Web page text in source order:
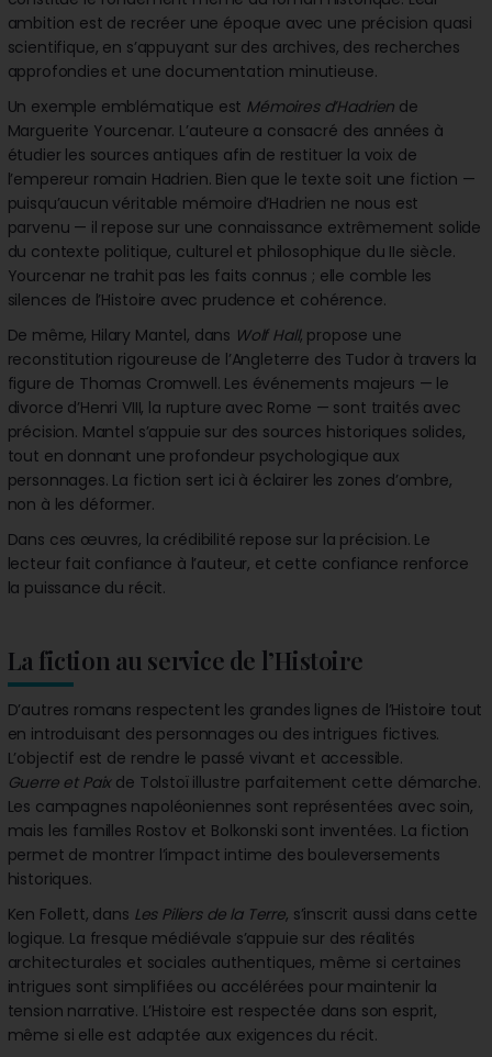
ambition est de recréer une époque avec une précision quasi
scientifique, en s’appuyant sur des archives, des recherches
approfondies et une documentation minutieuse.
Un exemple emblématique est Mémoires d’Hadrien de
Marguerite Yourcenar. L’auteure a consacré des années à
étudier les sources antiques afin de restituer la voix de
l’empereur romain Hadrien. Bien que le texte soit une fiction —
puisqu’aucun véritable mémoire d’Hadrien ne nous est
parvenu — il repose sur une connaissance extrêmement solide
du contexte politique, culturel et philosophique du IIe siècle.
Yourcenar ne trahit pas les faits connus ; elle comble les
silences de l’Histoire avec prudence et cohérence.
De même, Hilary Mantel, dans Wolf Hall, propose une
reconstitution rigoureuse de l’Angleterre des Tudor à travers la
figure de Thomas Cromwell. Les événements majeurs — le
divorce d’Henri VIII, la rupture avec Rome — sont traités avec
précision. Mantel s’appuie sur des sources historiques solides,
tout en donnant une profondeur psychologique aux
personnages. La fiction sert ici à éclairer les zones d’ombre,
non à les déformer.
Dans ces œuvres, la crédibilité repose sur la précision. Le
lecteur fait confiance à l’auteur, et cette confiance renforce
la puissance du récit.
La fiction au service de l’Histoire
D’autres romans respectent les grandes lignes de l’Histoire tout
en introduisant des personnages ou des intrigues fictives.
L’objectif est de rendre le passé vivant et accessible.
Guerre et Paixde Tolstoï illustre parfaitement cette démarche.
Les campagnes napoléoniennes sont représentées avec soin,
mais les familles Rostov et Bolkonski sont inventées. La fiction
permet de montrer l’impact intime des bouleversements
historiques.
Ken Follett, dans Les Piliers de la Terre, s’inscrit aussi dans cette
logique. La fresque médiévale s’appuie sur des réalités
architecturales et sociales authentiques, même si certaines
intrigues sont simplifiées ou accélérées pour maintenir la
tension narrative. L’Histoire est respectée dans son esprit,
même si elle est adaptée aux exigences du récit.